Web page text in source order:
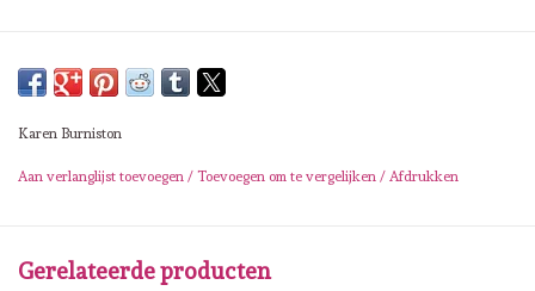
OLO Markers
Modascrap
Karen Burniston
Aan verlanglijst toevoegen / Toevoegen om te vergelijken / Afdrukken
Gerelateerde producten